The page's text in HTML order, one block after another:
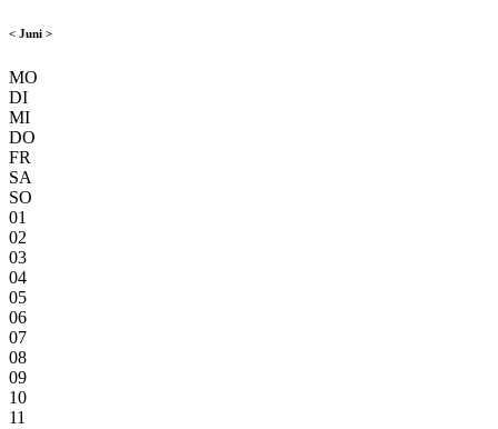
< Juni >
MO
DI
MI
DO
FR
SA
SO
01
02
03
04
05
06
07
08
09
10
11